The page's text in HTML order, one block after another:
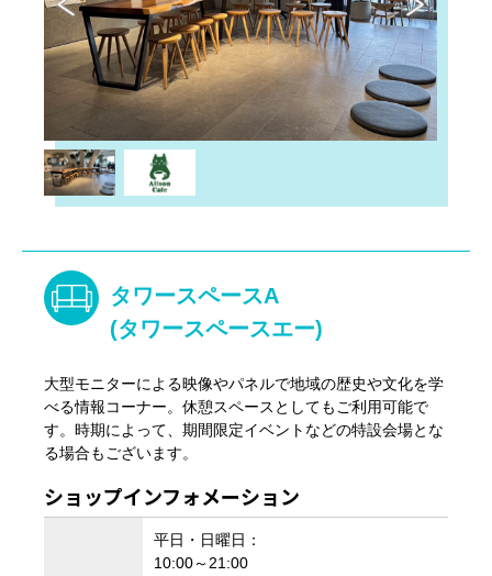
タワースペースA
(タワースペースエー)
大型モニターによる映像やパネルで地域の歴史や文化を学
べる情報コーナー。休憩スペースとしてもご利用可能で
す。時期によって、期間限定イベントなどの特設会場とな
る場合もございます。
ショップインフォメーション
平日・日曜日：
10:00～21:00